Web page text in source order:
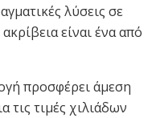
λύσεις σε
είναι ένα από
προσφέρει άμεση
τις τιμές χιλιάδων